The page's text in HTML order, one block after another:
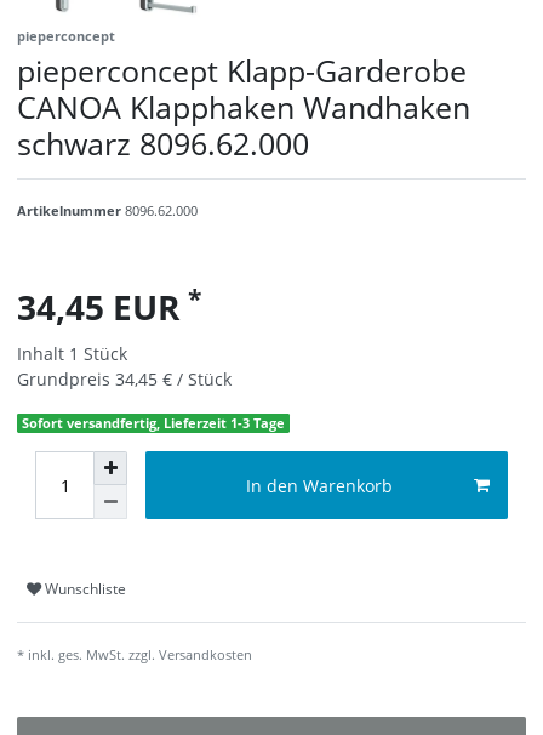
pieperconcept
pieperconcept Klapp-Garderobe
CANOA Klapphaken Wandhaken
schwarz 8096.62.000
Artikelnummer 8096.62.000
34,45 EUR *
Inhalt 1 Stück
Grundpreis 34,45 € / Stück
Sofort versandfertig, Lieferzeit 1-3 Tage
In den Warenkorb
Wunschliste
* inkl. ges. MwSt. zzgl. Versandkosten